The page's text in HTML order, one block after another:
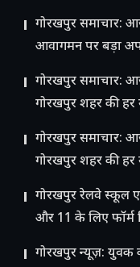
गोरखपुर समाचार:
आवागमन पर बड़ा
गोरखपुर समाचार:
गोरखपुर शहर की
गोरखपुर समाचार:
गोरखपुर शहर की
गोरखपुर रेलवे स्कूल
और 11 के लिए फॉर्म
गोरखपुर न्यूज़: युवक